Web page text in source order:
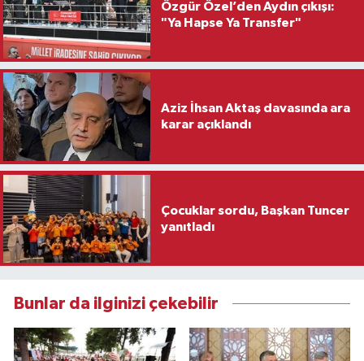
Özgür Özel’den Aydın çıkışı:
"Ya Hapse Ya Transfer"
Aziz İhsan Aktaş davasında ara
karar açıklandı
Çocuklar sordu, Başkan Tuncer
yanıtladı
Bunlar da ilginizi çekebilir